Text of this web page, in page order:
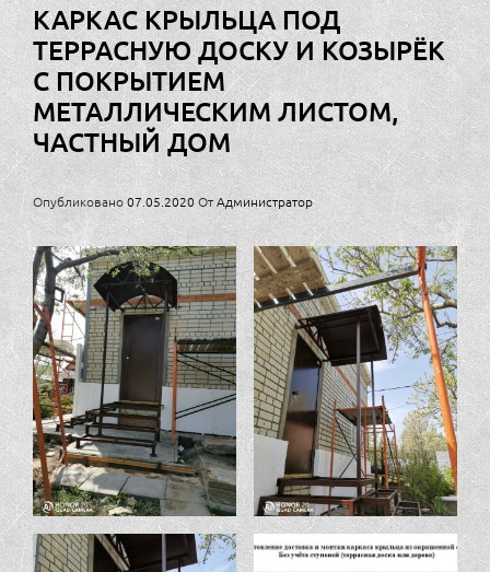
КАРКАС КРЫЛЬЦА ПОД
ТЕРРАСНУЮ ДОСКУ И КОЗЫРЁК
С ПОКРЫТИЕМ
МЕТАЛЛИЧЕСКИМ ЛИСТОМ,
ЧАСТНЫЙ ДОМ
Опубликовано07.05.2020 ОтАдминистратор